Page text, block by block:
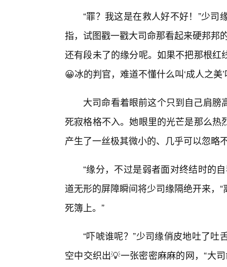
“罪？我这是在救人好不好！”少
指，试图戳一戳大司命那看起来硬邦邦
还有段未了的缘分呢。如果不把那根
😀冰的判官，难道不懂什么叫‘成人之美’
大司命看着眼前这个只到自己肩
死寂格格不入。她眼里的光芒是那么
产生了一丝极其微小的、几乎可以忽略
“缘分，不过是弱者面对终结时的
道无形的屏障瞬间将少司缘隔绝开来，
死簿上。”
“吓唬谁呢？”少司缘俏皮地吐了
空中交织出💡一张密密麻麻的网，“大